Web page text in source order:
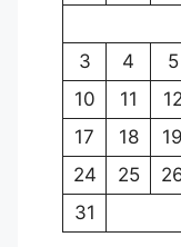
3
4 5
10
11 12
17
18 19
24
25
31